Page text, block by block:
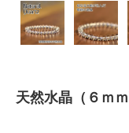
天然水晶（６ｍ